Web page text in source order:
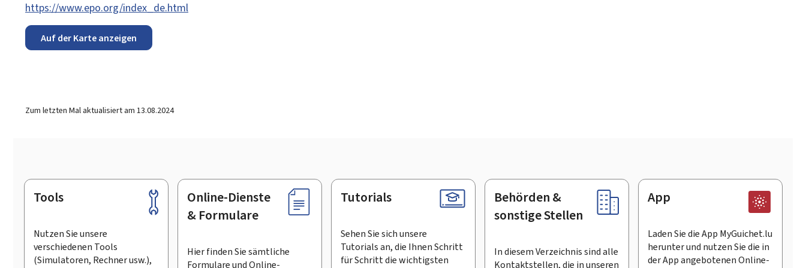
https://www.epo.org/index_de.html
Auf der Karte anzeigen
Zum letzten Mal aktualisiert am 13.08.2024
Footer
Tools
Nutzen Sie unsere
verschiedenen Tools
(Simulatoren, Rechner usw.),
Online-Dienste
& Formulare
Hier finden Sie sämtliche
Formulare und Online-
Tutorials
Sehen Sie sich unsere
Tutorials an, die Ihnen Schritt
für Schritt die wichtigsten
Behörden &
sonstige Stellen
In diesem Verzeichnis sind alle
Kontaktstellen, die in unseren
App
Laden Sie die App MyGuichet.lu
herunter und nutzen Sie die in
der App angebotenen Online-